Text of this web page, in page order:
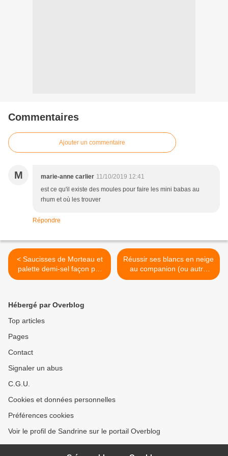
Commentaires
Ajouter un commentaire
M marie-anne carlier 11/10/2019 12:41
est ce qu'il existe des moules pour faire les mini babas au
rhum et où les trouver
Répondre
< Saucisses de Morteau et
palette demi-sel façon pot
au feu (au companion ou
Réussir ses blancs en neige
au companion (ou autre
robots) >
Hébergé par Overblog
Top articles
Pages
Contact
Signaler un abus
C.G.U.
Cookies et données personnelles
Préférences cookies
Voir le profil de Sandrine sur le portail Overblog